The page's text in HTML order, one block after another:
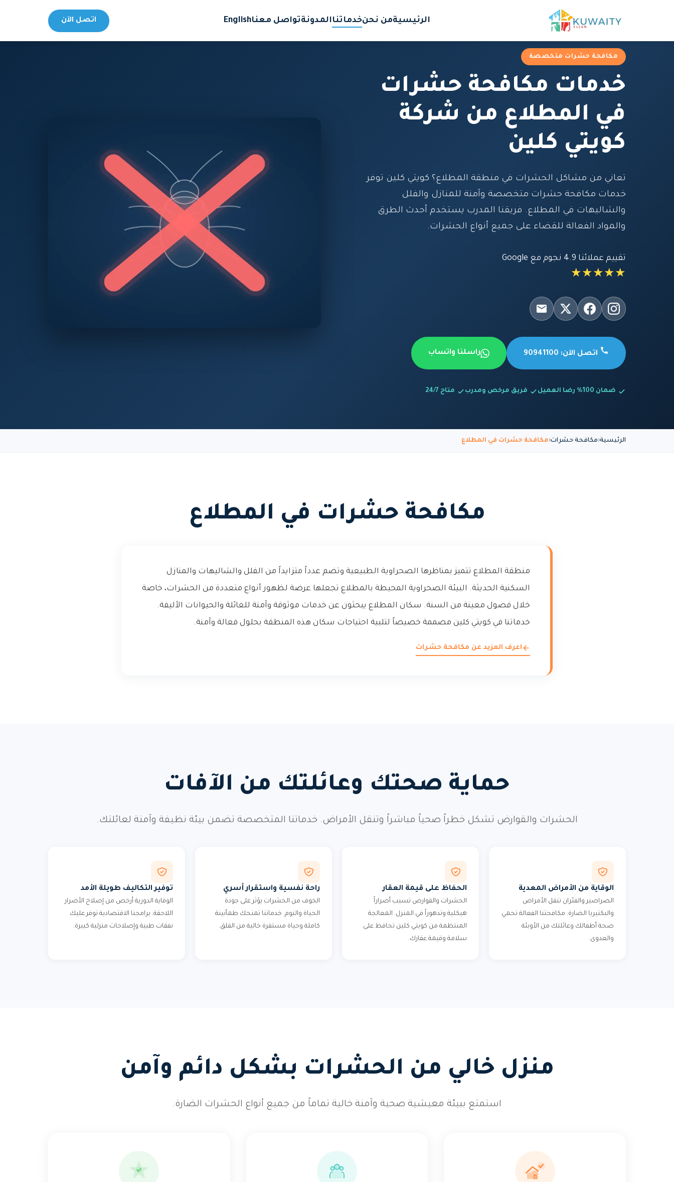
الرئيسيةمن نحنخدماتناالمدونةتواصل معناEnglish اتصل الآن
مكافحة حشرات متخصصة
خدمات مكافحة حشرات
في المطلاع من شركة
كويتي كلين
تعاني من مشاكل الحشرات في منطقة المطلاع؟ كويتي كلين توفر
خدمات مكافحة حشرات متخصصة وآمنة للمنازل والفلل
والشاليهات في المطلاع. فريقنا المدرب يستخدم أحدث الطرق
والمواد الفعالة للقضاء على جميع أنواع الحشرات.
تقييم عملائنا 4.9 نجوم مع Google
★★★★★
اتصل الآن: 90941100 راسلنا واتساب
ضمان 100% رضا العميل فريق مرخص ومدرب متاح 24/7
الرئيسية مكافحة حشرات مكافحة حشرات في المطلاع
مكافحة حشرات في المطلاع
منطقة المطلاع تتميز بمناظرها الصحراوية الطبيعية وتضم عدداً متزايداً من الفلل والشاليهات والمنازل
السكنية الحديثة. البيئة الصحراوية المحيطة بالمطلاع تجعلها عرضة لظهور أنواع متعددة من الحشرات، خاصة
خلال فصول معينة من السنة. سكان المطلاع يبحثون عن خدمات موثوقة وآمنة للعائلة والحيوانات الأليفة.
خدماتنا في كويتي كلين مصممة خصيصاً لتلبية احتياجات سكان هذه المنطقة بحلول فعالة وآمنة.
اعرف المزيد عن مكافحة حشرات
حماية صحتك وعائلتك من الآفات
الحشرات والقوارض تشكل خطراً صحياً مباشراً وتنقل الأمراض. خدماتنا المتخصصة تضمن بيئة نظيفة وآمنة لعائلتك.
الوقاية من الأمراض المعدية
الصراصير والفئران تنقل الأمراض
والبكتيريا الضارة. مكافحتنا الفعالة تحمي
صحة أطفالك وعائلتك من الأوبئة
والعدوى.
الحفاظ على قيمة العقار
الحشرات والقوارض تسبب أضراراً
هيكلية وتدهوراً في المنزل. المعالجة
المنتظمة من كويتي كلين تحافظ على
سلامة وقيمة عقارك.
راحة نفسية واستقرار أسري
الخوف من الحشرات يؤثر على جودة
الحياة والنوم. خدماتنا تمنحك طمأنينة
كاملة وحياة مستقرة خالية من القلق.
توفير التكاليف طويلة الأمد
الوقاية الدورية أرخص من إصلاح الأضرار
اللاحقة. برامجنا الاقتصادية توفر عليك
نفقات طبية وإصلاحات منزلية كبيرة.
منزل خالي من الحشرات بشكل دائم وآمن
استمتع ببيئة معيشية صحية وآمنة خالية تماماً من جميع أنواع الحشرات الضارة.